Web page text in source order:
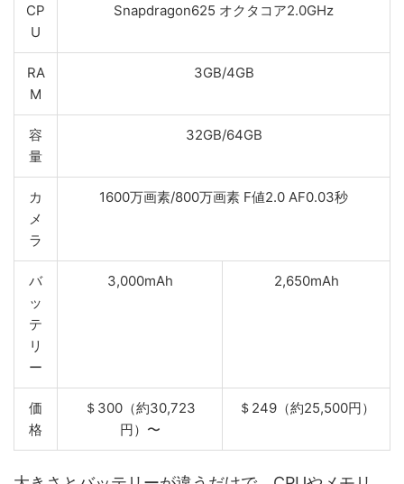
CP
U
Snapdragon625 オクタコア2.0GHz
RA
M
3GB/4GB
容
量
32GB/64GB
カ
メ
ラ
1600万画素/800万画素 F値2.0 AF0.03秒
バ
ッ
テ
リ
ー
3,000mAh 2,650mAh
価
格
＄300（約30,723
円）〜
＄249（約25,500円）